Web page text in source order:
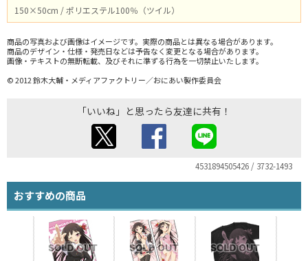
150×50cm / ポリエステル100％（ツイル）
商品の写真および画像はイメージです。実際の商品とは異なる場合があります。
商品のデザイン・仕様・発売日などは予告なく変更となる場合があります。
画像・テキストの無断転載、及びそれに準ずる行為を一切禁止いたします。
© 2012 鈴木大輔・メディアファクトリー／おにあい製作委員会
「いいね」と思ったら友達に共有！
4531894505426 / 3732-1493
おすすめの商品